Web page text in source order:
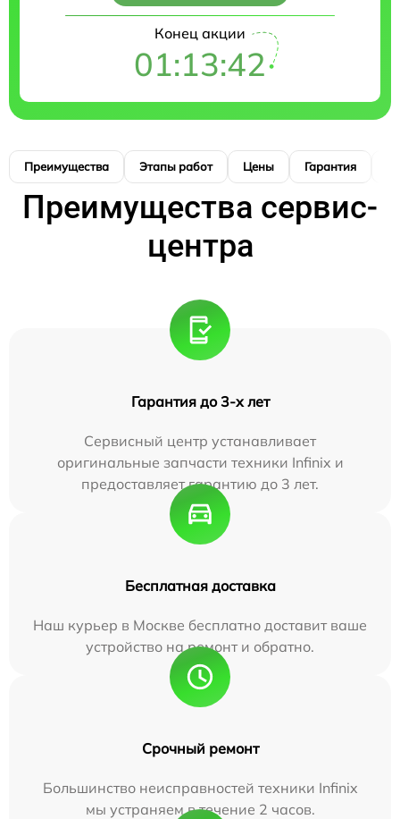
Конец акции
01:13:40
Преимущества Этапы работ Цены Гарантия
Преимущества сервис-
центра
Гарантия до 3-х лет
Сервисный центр устанавливает
оригинальные запчасти техники Infinix и
предоставляет гарантию до 3 лет.
Бесплатная доставка
Наш курьер в Москве бесплатно доставит ваше
устройство на ремонт и обратно.
Срочный ремонт
Большинство неисправностей техники Infinix
мы устраняем в течение 2 часов.